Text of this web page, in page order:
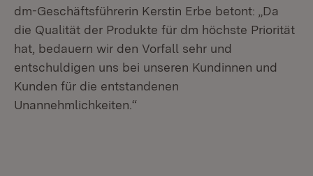
dm-Geschäftsführerin Kerstin Erbe betont: „Da
die Qualität der Produkte für dm höchste Priorität
hat, bedauern wir den Vorfall sehr und
entschuldigen uns bei unseren Kundinnen und
Kunden für die entstandenen
Unannehmlichkeiten.“